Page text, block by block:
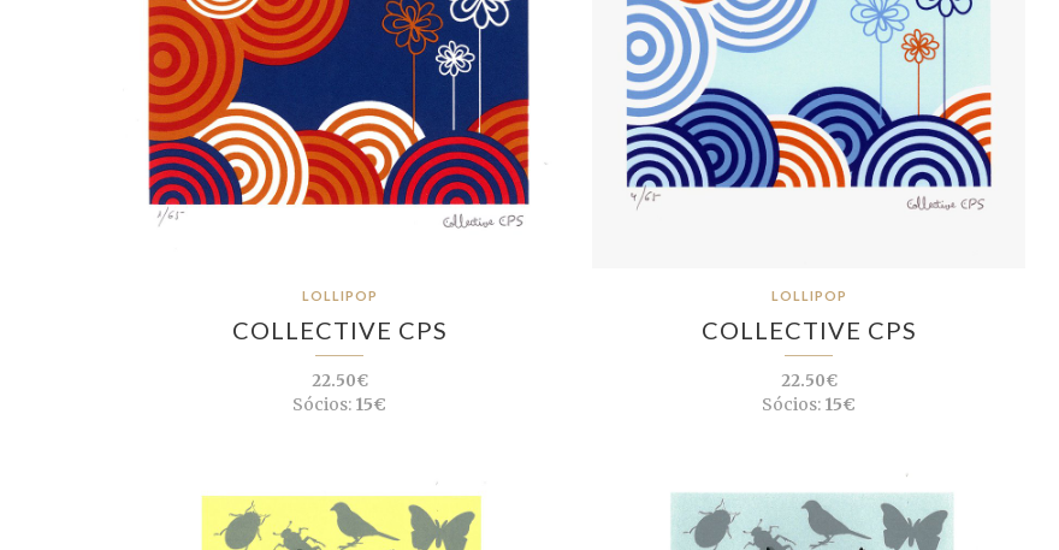
LOLLIPOP
COLLECTIVE CPS
22.50€
Sócios: 15€
LOLLIPOP
COLLECTIVE CPS
22.50€
Sócios: 15€